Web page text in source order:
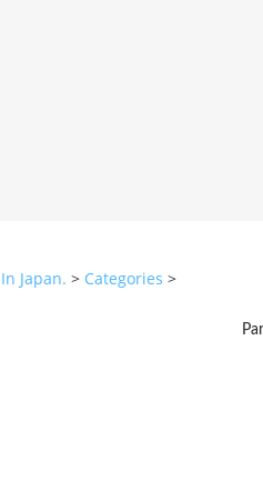
Japan. > Categories >